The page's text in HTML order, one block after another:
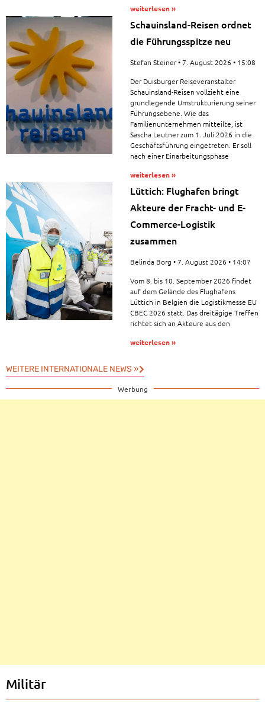
weiterlesen »
Schauinsland-Reisen ordnet
die Führungsspitze neu
Stefan Steiner 7. August 2026 15:08
Der Duisburger Reiseveranstalter
Schauinsland-Reisen vollzieht eine
grundlegende Umstrukturierung seiner
Führungsebene. Wie das
Familienunternehmen mitteilte, ist
Sascha Leutner zum 1. Juli 2026 in die
Geschäftsführung eingetreten. Er soll
nach einer Einarbeitungsphase
weiterlesen »
Lüttich: Flughafen bringt
Akteure der Fracht- und E-
Commerce-Logistik
zusammen
Belinda Borg 7. August 2026 14:07
Vom 8. bis 10. September 2026 findet
auf dem Gelände des Flughafens
Lüttich in Belgien die Logistikmesse EU
CBEC 2026 statt. Das dreitägige Treffen
richtet sich an Akteure aus den
weiterlesen »
WEITERE INTERNATIONALE NEWS »
Werbung
Militär